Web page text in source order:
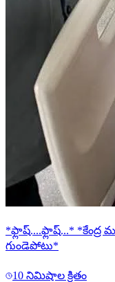
*ఫ్లాష్....ఫ్లాష్...* *కేంద్ర
గుండెపోటు*
10 నిమిషాల క్రితం